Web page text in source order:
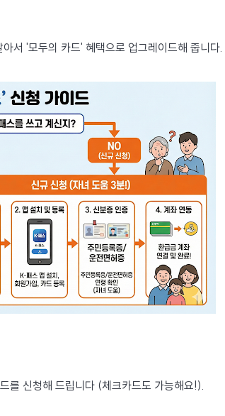
서 '모두의 카드' 혜택으로 업그레이드해 줍니다.
를 신청해 드립니다 (체크카드도 가능해요!).